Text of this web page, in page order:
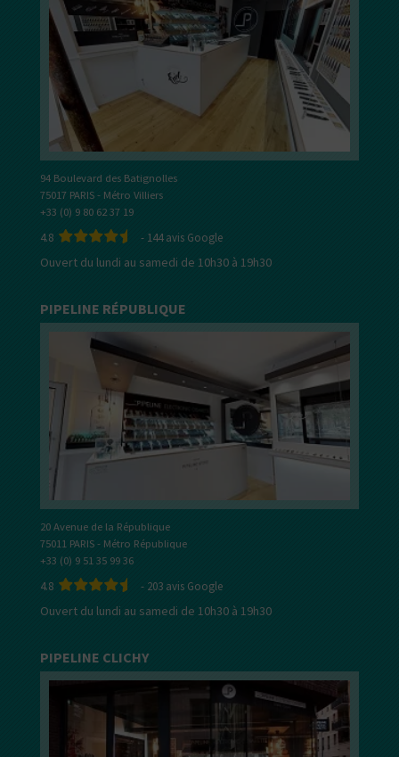
94 Boulevard des Batignolles
75017 PARIS - Métro Villiers
+33 (0) 9 80 62 37 19
4.8 - 144avis Google
Ouvert du lundi au samedi de 10h30 à 19h30
PIPELINE RÉPUBLIQUE
20 Avenue de la République
75011 PARIS - Métro République
+33 (0) 9 51 35 99 36
4.8 - 203 avis Google
Ouvert du lundi au samedi de 10h30 à 19h30
PIPELINE CLICHY